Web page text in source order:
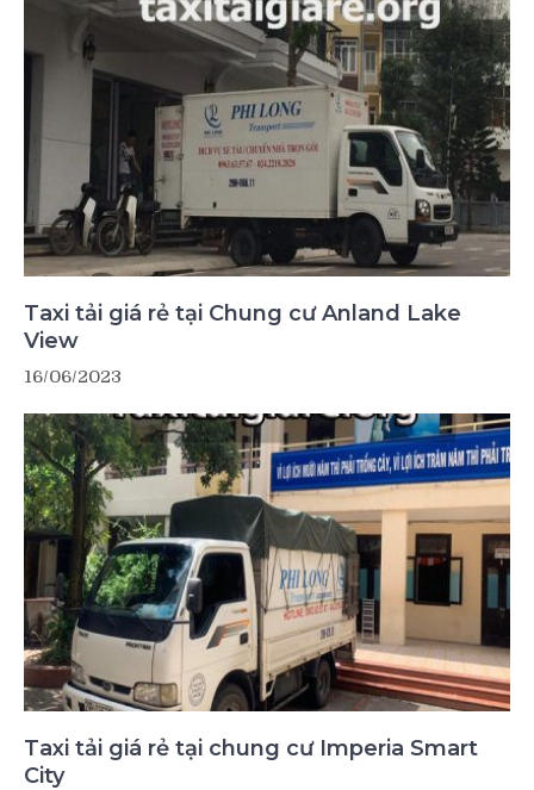
Taxi tải giá rẻ tại Chung cư Anland Lake
View
16/06/2023
Taxi tải giá rẻ tại chung cư Imperia Smart
City